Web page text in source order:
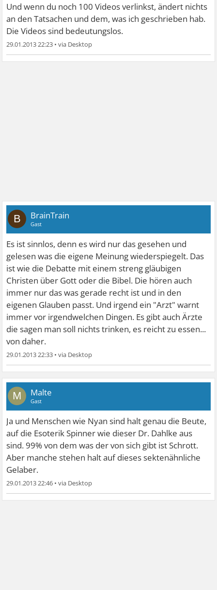
Und wenn du noch 100 Videos verlinkst, ändert nichts
an den Tatsachen und dem, was ich geschrieben hab.
Die Videos sind bedeutungslos.
29.01.2013 22:23 •
B BrainTrain
Gast
Es ist sinnlos, denn es wird nur das gesehen und
gelesen was die eigene Meinung wiederspiegelt. Das
ist wie die Debatte mit einem streng gläubigen
Christen über Gott oder die Bibel. Die hören auch
immer nur das was gerade recht ist und in den
eigenen Glauben passt. Und irgend ein "Arzt" warnt
immer vor irgendwelchen Dingen. Es gibt auch Ärzte
die sagen man soll nichts trinken, es reicht zu essen...
von daher.
29.01.2013 22:33 •
M Malte
Gast
Ja und Menschen wie Nyan sind halt genau die Beute,
auf die Esoterik Spinner wie dieser Dr. Dahlke aus
sind. 99% von dem was der von sich gibt ist Schrott.
Aber manche stehen halt auf dieses sektenähnliche
Gelaber.
29.01.2013 22:46 •